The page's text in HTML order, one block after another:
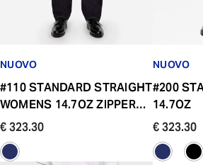
NUOVO
#110 STANDARD STRAIGHT
WOMENS 14.7OZ ZIPPER
FLY
€ 323.30
NUOVO
#200
14.7OZ
€ 323.30